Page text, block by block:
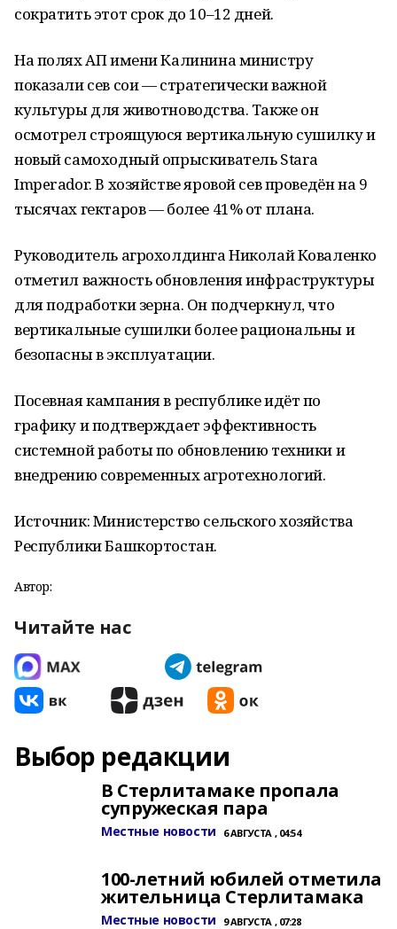
сократить этот срок до 10–12 дней.
На полях АП имени Калинина министру
показали сев сои — стратегически важной
культуры для животноводства. Также он
осмотрел строящуюся вертикальную сушилку и
новый самоходный опрыскиватель Stara
Imperador. В хозяйстве яровой сев проведён на 9
тысячах гектаров — более 41% от плана.
Руководитель агрохолдинга Николай Коваленко
отметил важность обновления инфраструктуры
для подработки зерна. Он подчеркнул, что
вертикальные сушилки более рациональны и
безопасны в эксплуатации.
Посевная кампания в республике идёт по
графику и подтверждает эффективность
системной работы по обновлению техники и
внедрению современных агротехнологий.
Источник: Министерство сельского хозяйства
Республики Башкортостан.
Автор:
Читайте нас
Выбор редакции
В Стерлитамаке пропала
супружеская пара
Местные новости 6 АВГУСТА , 04:54
100-летний юбилей отметила
жительница Стерлитамака
Местные новости 9 АВГУСТА , 07:28